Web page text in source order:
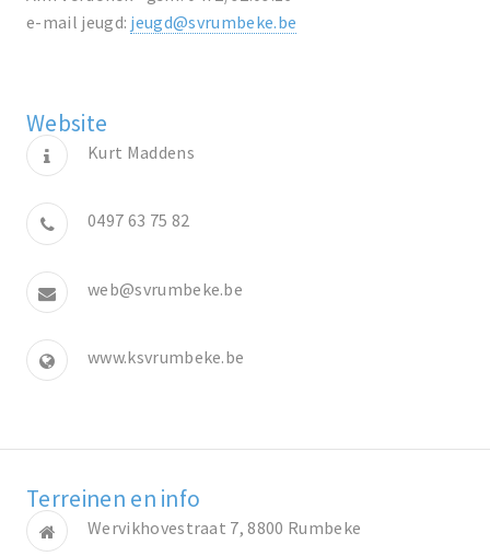
e-mail jeugd: jeugd@svrumbeke.be
Website
Kurt Maddens
0497 63 75 82
web@svrumbeke.be
www.ksvrumbeke.be
Terreinen en info
Wervikhovestraat 7, 8800 Rumbeke